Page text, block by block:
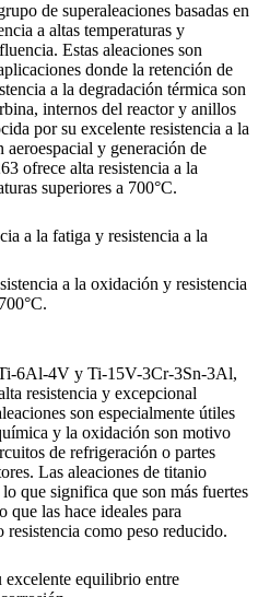
de superaleaciones basadas en
a altas temperaturas y
Estas aleaciones son
donde la retención de
a la degradación térmica son
internos del reactor y anillos
por su excelente resistencia a la
aeroespacial y generación de
ofrece alta resistencia a la
superiores a 700°C.
a la fatiga y resistencia a la
a la oxidación y resistencia
6Al-4V y Ti-15V-3Cr-3Sn-3Al,
resistencia y excepcional
son especialmente útiles
y la oxidación son motivo
de refrigeración o partes
Las aleaciones de titanio
que significa que son más fuertes
que las hace ideales para
resistencia como peso reducido.
excelente equilibrio entre